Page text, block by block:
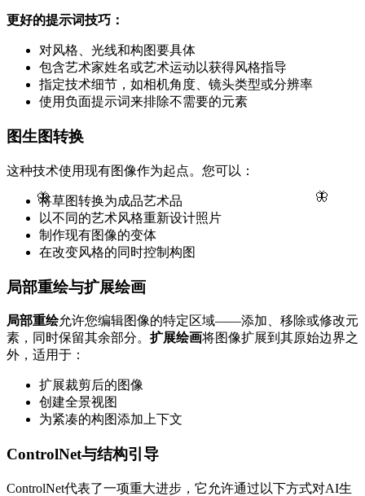
🦋 🦋
更好的提示词技巧：
对风格、光线和构图要具体
包含艺术家姓名或艺术运动以获得风格指导
指定技术细节，如相机角度、镜头类型或分辨率
使用负面提示词来排除不需要的元素
图生图转换
这种技术使用现有图像作为起点。您可以：
将草图转换为成品艺术品
以不同的艺术风格重新设计照片
制作现有图像的变体
在改变风格的同时控制构图
局部重绘与扩展绘画
局部重绘允许您编辑图像的特定区域——添加、移除或修改元
素，同时保留其余部分。 扩展绘画将图像扩展到其原始边界之
外，适用于：
扩展裁剪后的图像
创建全景视图
为紧凑的构图添加上下文
ControlNet与结构引导
ControlNet代表了一项重大进步，它允许通过以下方式对AI生